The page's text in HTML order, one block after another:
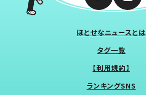
ほとせなニュースとは
タグ一覧
【利用規約】
ランキングSNS